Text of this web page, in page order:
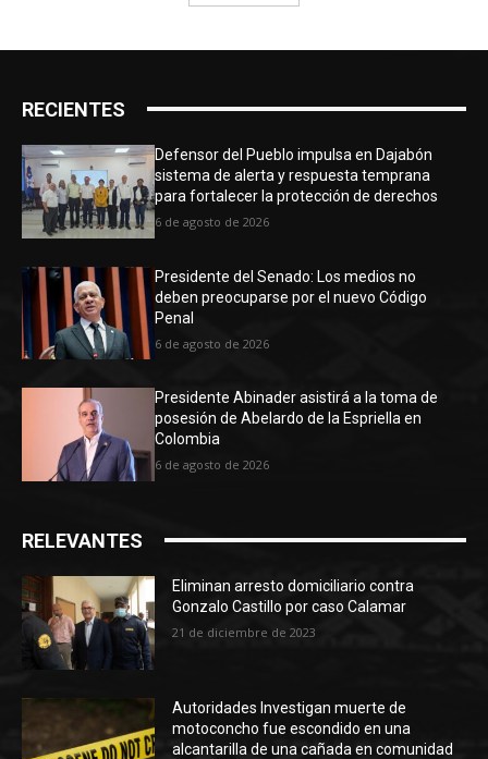
RECIENTES
Defensor del Pueblo impulsa en Dajabón
sistema de alerta y respuesta temprana
para fortalecer la protección de derechos
6 de agosto de 2026
Presidente del Senado: Los medios no
deben preocuparse por el nuevo Código
Penal
6 de agosto de 2026
Presidente Abinader asistirá a la toma de
posesión de Abelardo de la Espriella en
Colombia
6 de agosto de 2026
RELEVANTES
Eliminan arresto domiciliario contra
Gonzalo Castillo por caso Calamar
21 de diciembre de 2023
Autoridades Investigan muerte de
motoconcho fue escondido en una
alcantarilla de una cañada en comunidad